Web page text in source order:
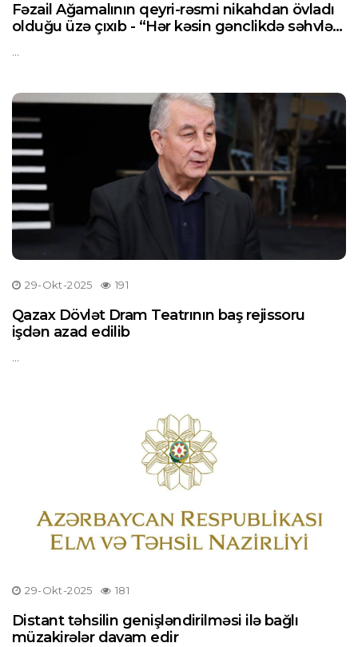
Fəzail Ağamalının qeyri-rəsmi nikahdan övladı
olduğu üzə çıxıb - “Hər kəsin gənclikdə səhvləri
...
29-Okt-2025 191
Qazax Dövlət Dram Teatrının baş rejissoru
işdən azad edilib
...
29-Okt-2025 181
Distant təhsilin genişləndirilməsi ilə bağlı
müzakirələr davam edir